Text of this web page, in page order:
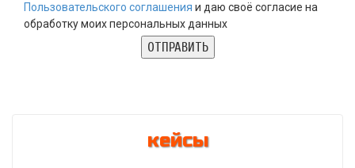
Пользовательского соглашения и даю своё согласие на
обработку моих персональных данных
кейсы